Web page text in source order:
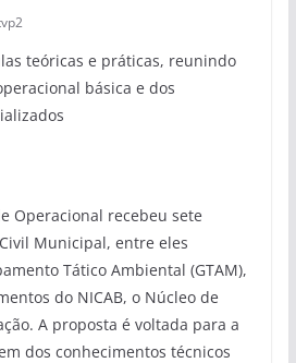
teóricas e práticas, reunindo
básica e dos
Operacional recebeu sete
Municipal, entre eles
Tático Ambiental (GTAM),
do NICAB, o Núcleo de
A proposta é voltada para a
dos conhecimentos técnicos